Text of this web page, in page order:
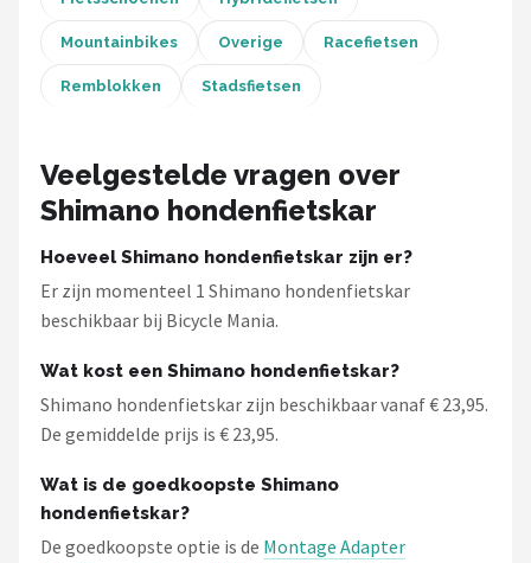
Schwalbe
Voltano
Cortina
Alle merken →
Mountainbikes Overige Racefietsen
Remblokken Stadsfietsen
Veelgestelde vragen over
Shimano hondenfietskar
Hoeveel Shimano hondenfietskar zijn er?
Er zijn momenteel 1 Shimano hondenfietskar
beschikbaar bij Bicycle Mania.
Wat kost een Shimano hondenfietskar?
Shimano hondenfietskar zijn beschikbaar vanaf € 23,95.
De gemiddelde prijs is € 23,95.
Wat is de goedkoopste Shimano
hondenfietskar?
De goedkoopste optie is de Montage Adapter